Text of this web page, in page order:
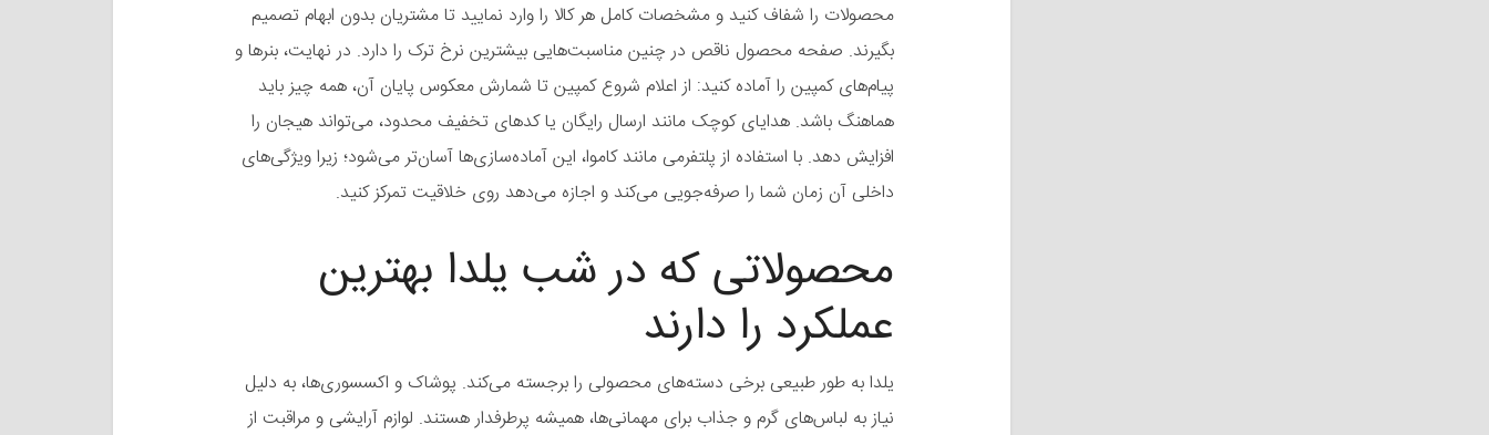
محصولات را شفاف کنید و مشخصات کامل هر کالا را وارد نمایید تا مشتریان بدون ابهام تصمیم
بگیرند. صفحه محصول ناقص در چنین مناسبت‌هایی بیشترین نرخ ترک را دارد. در نهایت، بنرها و
پیام‌های کمپین را آماده کنید: از اعلام شروع کمپین تا شمارش معکوس پایان آن، همه چیز باید
هماهنگ باشد. هدایای کوچک مانند ارسال رایگان یا کدهای تخفیف محدود، می‌تواند هیجان را
افزایش دهد. با استفاده از پلتفرمی مانند کاموا، این آماده‌سازی‌ها آسان‌تر می‌شود؛ زیرا ویژگی‌های
داخلی آن زمان شما را صرفه‌جویی می‌کند و اجازه می‌دهد روی خلاقیت تمرکز کنید.
محصولاتی که در شب یلدا بهترین
عملکرد را دارند
یلدا به طور طبیعی برخی دسته‌های محصولی را برجسته می‌کند. پوشاک و اکسسوری‌ها، به دلیل
نیاز به لباس‌های گرم و جذاب برای مهمانی‌ها، همیشه پرطرفدار هستند. لوازم آرایشی و مراقبت از